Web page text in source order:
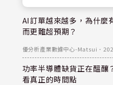
AI訂單越來越多，為什麼
而更難超預期？
優分析產業數據中心-Matsui ．
功率半導體缺貨正在醞釀
看真正的時間點